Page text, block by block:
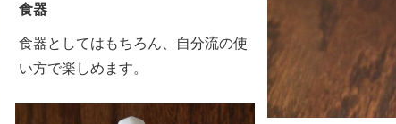
食器
食器としてはもちろん、自分流の使
い方で楽しめます。